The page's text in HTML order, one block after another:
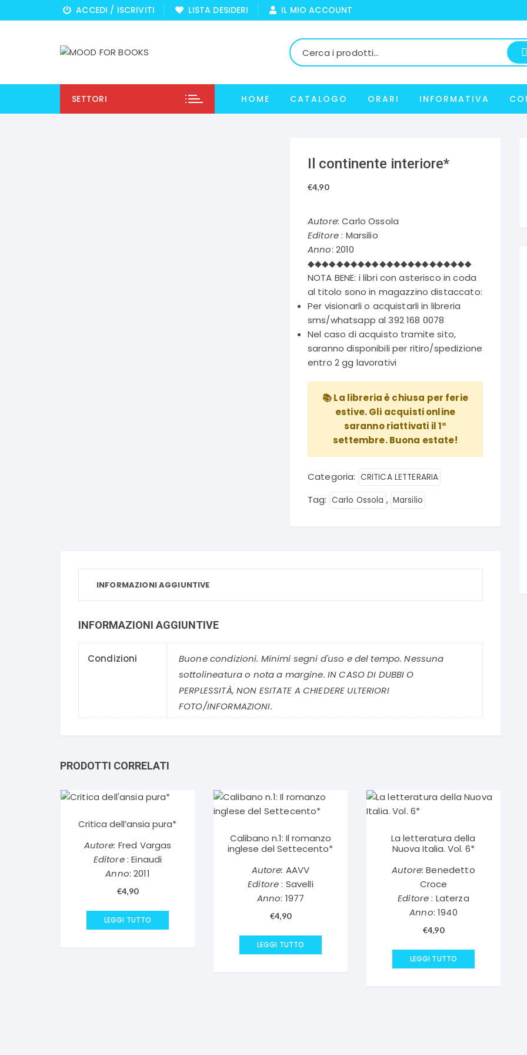
al
ACCEDI / ISCRIVITI LISTA DESIDERI IL MIO ACCOUNT
SETTORI HOME CATALOGO ORARI INFORMATIVA
Il continente interiore*
€4,90
Autore: Carlo Ossola
Editore: Marsilio
Anno: 2010
◆◆◆◆◆◆◆◆◆◆◆◆◆◆◆◆◆◆◆◆◆◆◆
NOTA BENE: i libri con asterisco in coda
al titolo sono in magazzino distaccato:
Per visionarli o acquistarli in libreria
sms/whatsapp al 392 168 0078
Nel caso di acquisto tramite sito,
saranno disponibili per ritiro/spedizione
entro 2 gg lavorativi
📚 La libreria è chiusa per ferie
estive. Gli acquisti online
saranno riattivati il 1°
settembre. Buona estate!
Categoria: CRITICA LETTERARIA
Tag: Carlo Ossola , Marsilio
INFORMAZIONI AGGIUNTIVE
INFORMAZIONI AGGIUNTIVE
Condizioni
Buone condizioni. Minimi segni d'uso e del tempo. Nessuna
sottolineatura o nota a margine. IN CASO DI DUBBI O
PERPLESSITÀ, NON ESITATE A CHIEDERE ULTERIORI
FOTO/INFORMAZIONI.
PRODOTTI CORRELATI
Critica dell’ansia pura*
Autore: Fred Vargas
Editore: Einaudi
Anno: 2011
€4,90
LEGGI TUTTO
Calibano n.1: Il romanzo
inglese del Settecento*
Autore: AAVV
Editore: Savelli
Anno: 1977
€4,90
LEGGI TUTTO
La letteratura della
Nuova Italia. Vol. 6*
Autore: Benedetto
Croce
Editore: Laterza
Anno: 1940
€4,90
LEGGI TUTTO